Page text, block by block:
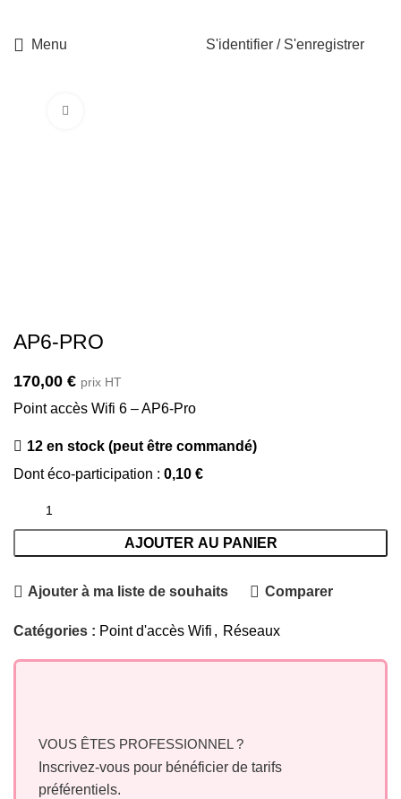
Menu S'identifier / S'enregistrer
AP6-PRO
170,00 € prix HT
Point accès Wifi 6 – AP6-Pro
12 en stock (peut être commandé)
Dont éco-participation : 0,10 €
AJOUTER AU PANIER
Ajouter à ma liste de souhaits Comparer
Catégories : Point d'accès Wifi , Réseaux
VOUS ÊTES PROFESSIONNEL ?
Inscrivez-vous pour bénéficier de tarifs
préférentiels.